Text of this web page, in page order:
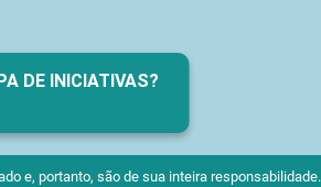
DE INICIATIVAS?
e, portanto, são de sua inteira responsabilidade.